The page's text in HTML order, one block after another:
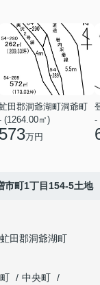
田郡洞爺湖町洞爺町
(1264.00㎡)
573万円
-
市町1丁目154-5土地
虻田郡洞爺湖町
中央町